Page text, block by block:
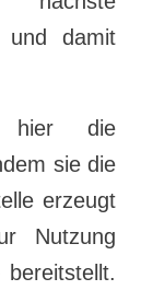
und damit
hier die
sie die
erzeugt
Nutzung